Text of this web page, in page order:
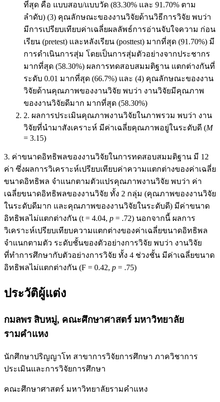
ที่สุด คือ แบบสอบ/แบบวัด (83.30% และ 91.70% ตาม
ลำดับ) (3) คุณลักษณะของงานวิจัยด้านวิธีการวิจัย พบว่า
มีการเปรียบเทียบค่าเฉลี่ยผลลัพธ์การอ่านจับใจความ ก่อน
เรียน (pretest) และหลังเรียน (posttest) มากที่สุด (91.70%) มี
การดำเนินการสุ่ม โดยเป็นการสุ่มตัวอย่างจากประชากร
มากที่สุด (58.30%) ผลการทดสอบสมมติฐาน แตกต่างกันที่
ระดับ 0.01 มากที่สุด (66.7%) และ (4) คุณลักษณะของงาน
วิจัยด้านคุณภาพของงานวิจัย พบว่า งานวิจัยมีคุณภาพ
ของงานวิจัยดีมาก มากที่สุด (58.30%)
2. ผลการประเมินคุณภาพงานวิจัยในภาพรวม พบว่า งาน
วิจัยที่นำมาสังเคราะห์ มีค่าเฉลี่ยคุณภาพอยู่ในระดับดี (M
= 3.15)
3. ค่าขนาดอิทธิพลของงานวิจัยในการทดสอบสมมติฐาน มี 12
ค่า ซึ่งผลการวิเคราะห์เปรียบเทียบค่าความแตกต่างของค่าเฉลี่ย
ขนาดอิทธิพล จำแนกตามตัวแปรคุณภาพงานวิจัย พบว่า ค่า
เฉลี่ยขนาดอิทธิพลของงานวิจัย ทั้ง 2 กลุ่ม (คุณภาพของงานวิจัย
ในระดับดีมาก และคุณภาพของงานวิจัยในระดับดี) มีค่าขนาด
อิทธิพลไม่แตกต่างกัน (t = 4.04, p = .72) นอกจากนี้ ผลการ
วิเคราะห์เปรียบเทียบความแตกต่างของค่าเฉลี่ยขนาดอิทธิพล
จำแนกตามตัว ระดับชั้นของตัวอย่างการวิจัย พบว่า งานวิจัย
ที่ทำการศึกษากับตัวอย่างการวิจัย ทั้ง 4 ช่วงชั้น มีค่าเฉลี่ยขนาด
อิทธิพลไม่แตกต่างกัน (F = 0.42, p = .75)
ประวัติผู้แต่ง
กมลพร สิบหมู่, คณะศึกษาศาสตร์ มหาวิทยาลัย
รามคำแหง
นักศึกษาปริญญาโท สาขาการวิจัยการศึกษา ภาควิชาการ
ประเมินและการวิจัยการศึกษา
คณะศึกษาศาสตร์ มหาวิทยาลัยรามคำแหง